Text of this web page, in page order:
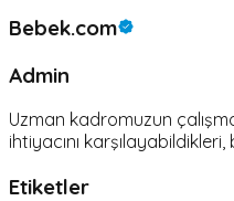
Bebek.com
Admin
Uzman kadromuzun
ihtiyacını
Etiketler